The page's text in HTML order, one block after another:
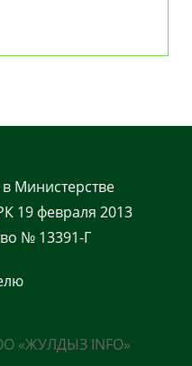
в Министерстве
19 февраля 2013
№ 13391-Г
«ЖУЛДЫЗ INFO»